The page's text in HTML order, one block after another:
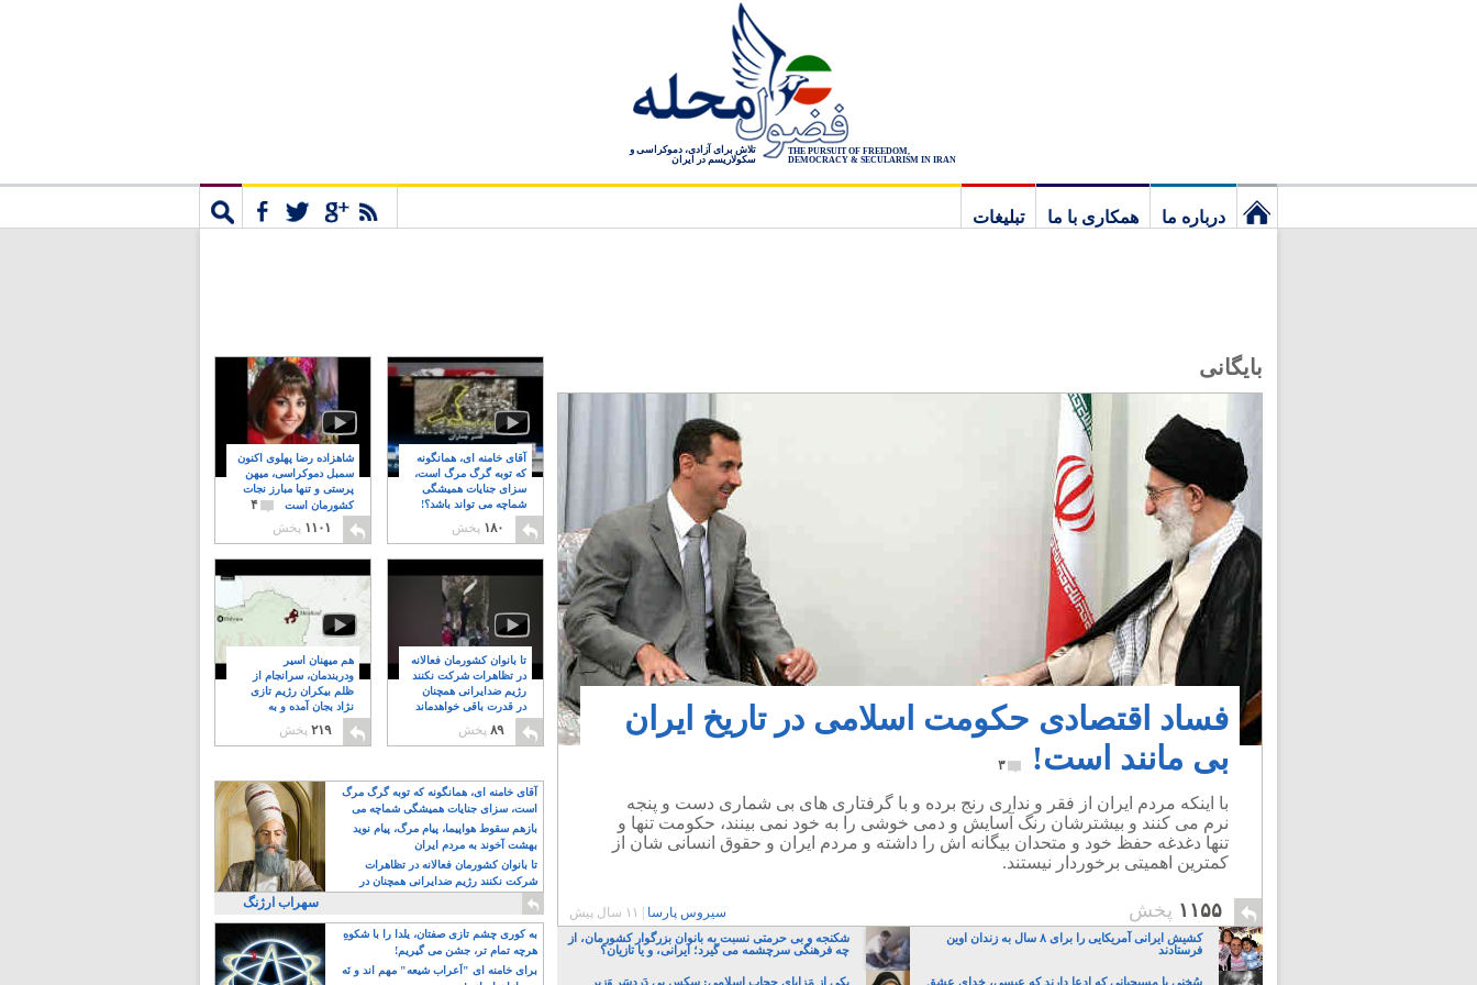
THE PURSUIT OF FREEDOM,
DEMOCRACY & SECULARISM IN IRAN
تلاش برای آزادی، دموکراسی و
سکولاریسم در ایران
درباره ما همکاری با ما
تبلیغات
بایگانی
فساد اقتصادی حکومت اسلامی در تاریخ ایران
بی مانند است!
۳
با اینکه مردم ایران از فقر و نداری رنج برده و با گرفتاری های بی شماری دست و پنجه
نرم می کنند و بیشترشان رنگ آسایش و دمی خوشی را به خود نمی بینند، حکومت تنها و
تنها دغدغه حفظ خود و متحدان بیگانه اش را داشته و مردم ایران و حقوق انسانی شان از
کمترین اهمیتی برخوردار نیستند.
۱۱۵۵ پخش سیروس پارسا ۱۱ سال پیش
کشیش ایرانی آمریکایی را برای ۸ سال به زندان اوین
فرستادند
شکنجه و بی حرمتی نسبت به بانوان بزرگوار کشورمان، از
چه فرهنگی سرچشمه می گیرد؛ ایرانی، و یا تازیان؟
سُخنی با مسیحیانی که ادعا دارند که عیسی، خدایِ عشق
یکی از مَزایایِ حجابِ اسلامی: سکسِ بی دَردسَرِ وَزیر
شاهزاده رضا پهلوی اکنون
سمبل دموکراسی، میهن
پرستی و تنها مبارز نجات
کشورمان است
۴
۱۱۰۱ پخش
آقای خامنه ای، همانگونه
که توبه گرگ مرگ است،
سزای جنایات همیشگی
شماچه می تواند باشد؟!
۸
۱۸۰ پخش
هم میهنان اسیر
ودربندمان، سرانجام از
ظلم بیکران رژیم تازی
نژاد بجان آمده و به
۲۱۹ پخش
تا بانوان کشورمان فعالانه
در تظاهرات شرکت نکنند
رژیم ضدایرانی همچنان
در قدرت باقی خواهدماند
۸
۸۹ پخش
آقای خامنه ای، همانگونه که توبه گرگ مرگ
است، سزای جنایات همیشگی شماچه می
تواند باشد؟!
بازهم سقوط هواپیما، پیام مرگ، پیام نوید
بهشت آخوند به مردم ایران
تا بانوان کشورمان فعالانه در تظاهرات
شرکت نکنند رژیم ضدایرانی همچنان در
قدرت باقی خواهدماند
سهراب ارژنگ
به کوری چشم تازی صفتان، یلدا را با شکوهِ
هرچه تمام تر، جشن می گیریم!
برای خامنه ای "اَعراب شیعه" مهم اند و نَه